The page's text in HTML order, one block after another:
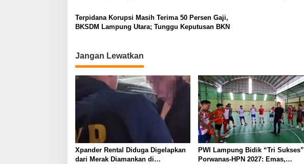
Terpidana Korupsi Masih Terima 50 Persen Gaji,
BKSDM Lampung Utara; Tunggu Keputusan BKN
Jangan Lewatkan
Xpander Rental Diduga Digelapkan
dari Merak Diamankan di
PWI Lampung Bidik “Tri Sukses”
Porwanas-HPN 2027: Emas,